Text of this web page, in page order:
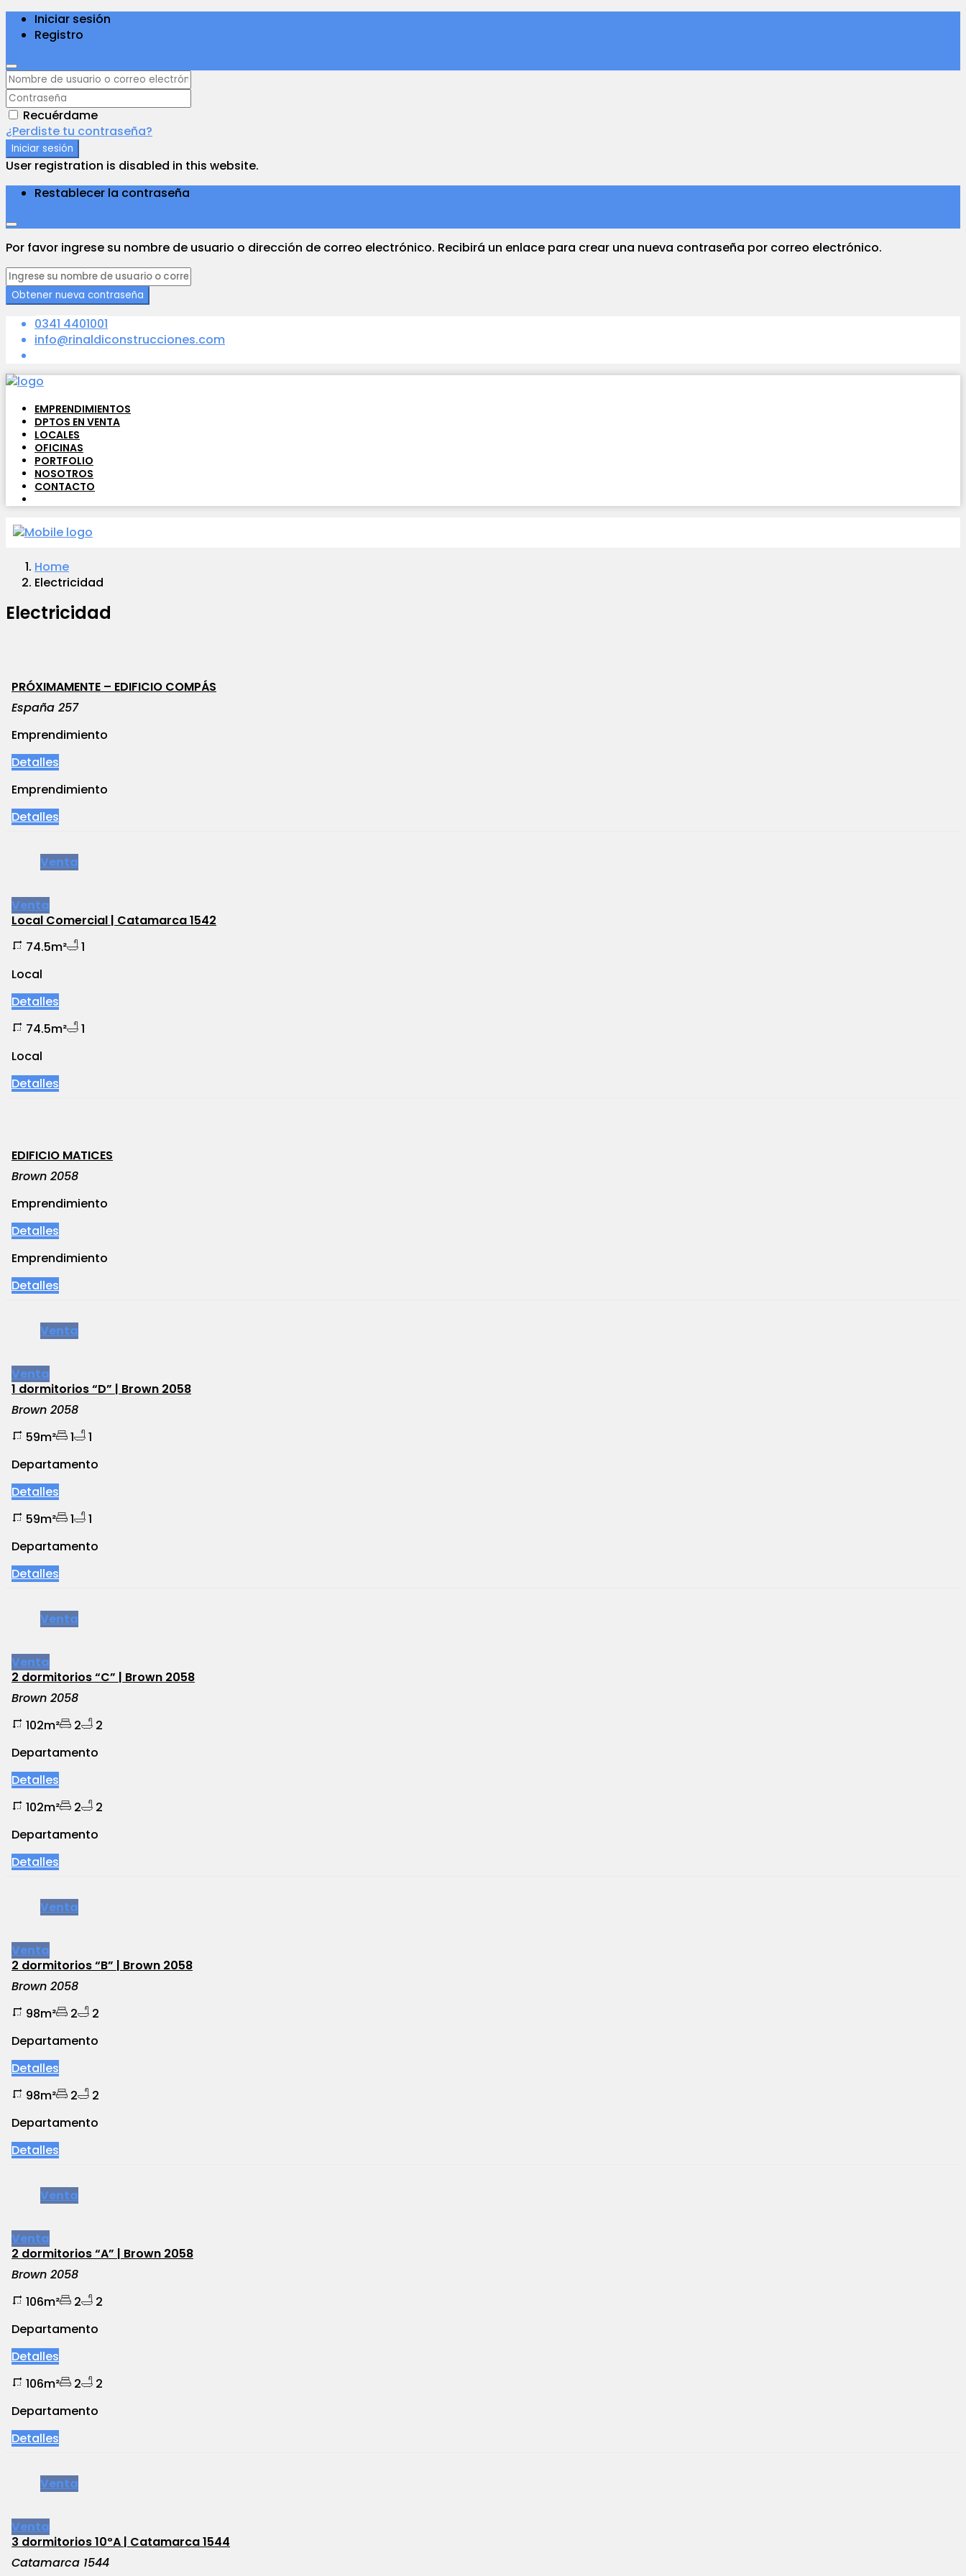
Iniciar sesión
Registro
Recuérdame
¿Perdiste tu contraseña?
Iniciar sesión
User registration is disabled in this website.
Restablecer la contraseña
Por favor ingrese su nombre de usuario o dirección de correo electrónico. Recibirá un enlace para crear una nueva contraseña por correo electrónico.
Obtener nueva contraseña
0341 4401001
info@rinaldiconstrucciones.com
EMPRENDIMIENTOS
DPTOS EN VENTA
LOCALES
OFICINAS
PORTFOLIO
NOSOTROS
CONTACTO
Home
Electricidad
Electricidad
PRÓXIMAMENTE – EDIFICIO COMPÁS
España 257
Emprendimiento
Detalles
Emprendimiento
Detalles
Venta
Venta
Local Comercial | Catamarca 1542
74.5m²
1
Local
Detalles
74.5m²
1
Local
Detalles
EDIFICIO MATICES
Brown 2058
Emprendimiento
Detalles
Emprendimiento
Detalles
Venta
Venta
1 dormitorios “D” | Brown 2058
Brown 2058
59m²
1
1
Departamento
Detalles
59m²
1
1
Departamento
Detalles
Venta
Venta
2 dormitorios “C” | Brown 2058
Brown 2058
102m²
2
2
Departamento
Detalles
102m²
2
2
Departamento
Detalles
Venta
Venta
2 dormitorios “B” | Brown 2058
Brown 2058
98m²
2
2
Departamento
Detalles
98m²
2
2
Departamento
Detalles
Venta
Venta
2 dormitorios “A” | Brown 2058
Brown 2058
106m²
2
2
Departamento
Detalles
106m²
2
2
Departamento
Detalles
Venta
Venta
3 dormitorios 10ºA | Catamarca 1544
Catamarca 1544